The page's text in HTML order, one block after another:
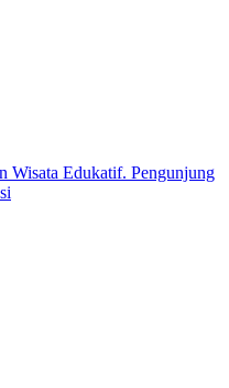
Edukatif. Pengunjung